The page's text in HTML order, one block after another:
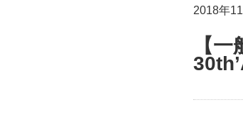
2018年
【